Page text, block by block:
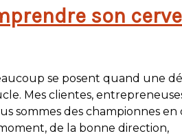
son
se posent quand une
Mes clientes,
sommes des championnes en
de la bonne direction,